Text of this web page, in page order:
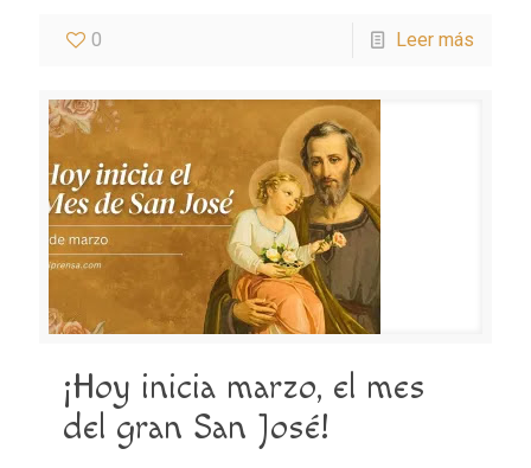
0 Leer más
¡Hoy inicia marzo, el mes
del gran San José!